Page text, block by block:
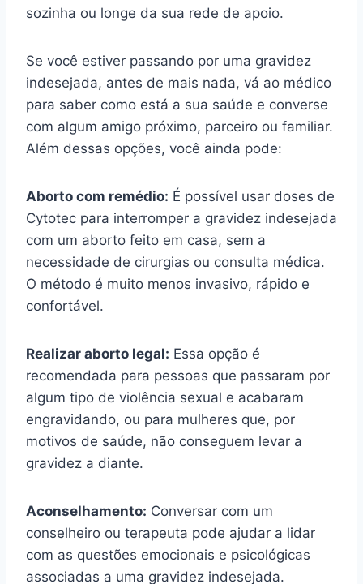
sozinha ou longe da sua rede de apoio.
Se você estiver passando por uma gravidez
indesejada, antes de mais nada, vá ao médico
para saber como está a sua saúde e converse
com algum amigo próximo, parceiro ou familiar.
Além dessas opções, você ainda pode:
Aborto com remédio: É possível usar doses de
Cytotec para interromper a gravidez indesejada
com um aborto feito em casa, sem a
necessidade de cirurgias ou consulta médica.
O método é muito menos invasivo, rápido e
confortável.
Realizar aborto legal: Essa opção é
recomendada para pessoas que passaram por
algum tipo de violência sexual e acabaram
engravidando, ou para mulheres que, por
motivos de saúde, não conseguem levar a
gravidez a diante.
Aconselhamento: Conversar com um
conselheiro ou terapeuta pode ajudar a lidar
com as questões emocionais e psicológicas
associadas a uma gravidez indesejada.